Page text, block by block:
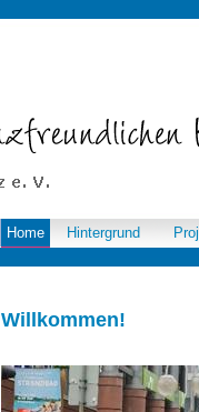
Willkommen!
Home Hintergrund